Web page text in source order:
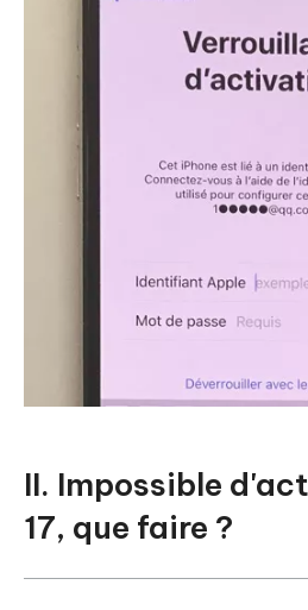
II. Impossible
17, que faire ?